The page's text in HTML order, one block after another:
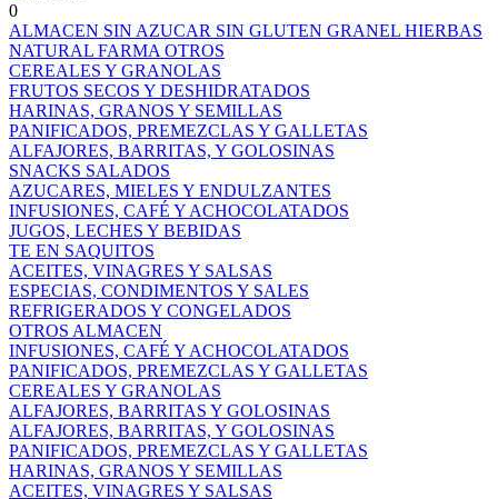
0
ALMACEN SIN AZUCAR SIN GLUTEN GRANEL HIERBAS
NATURAL FARMA OTROS
CEREALES Y GRANOLAS
FRUTOS SECOS Y DESHIDRATADOS
HARINAS, GRANOS Y SEMILLAS
PANIFICADOS, PREMEZCLAS Y GALLETAS
ALFAJORES, BARRITAS, Y GOLOSINAS
SNACKS SALADOS
AZUCARES, MIELES Y ENDULZANTES
INFUSIONES, CAFÉ Y ACHOCOLATADOS
JUGOS, LECHES Y BEBIDAS
TE EN SAQUITOS
ACEITES, VINAGRES Y SALSAS
ESPECIAS, CONDIMENTOS Y SALES
REFRIGERADOS Y CONGELADOS
OTROS ALMACEN
INFUSIONES, CAFÉ Y ACHOCOLATADOS
PANIFICADOS, PREMEZCLAS Y GALLETAS
CEREALES Y GRANOLAS
ALFAJORES, BARRITAS Y GOLOSINAS
ALFAJORES, BARRITAS, Y GOLOSINAS
PANIFICADOS, PREMEZCLAS Y GALLETAS
HARINAS, GRANOS Y SEMILLAS
ACEITES, VINAGRES Y SALSAS